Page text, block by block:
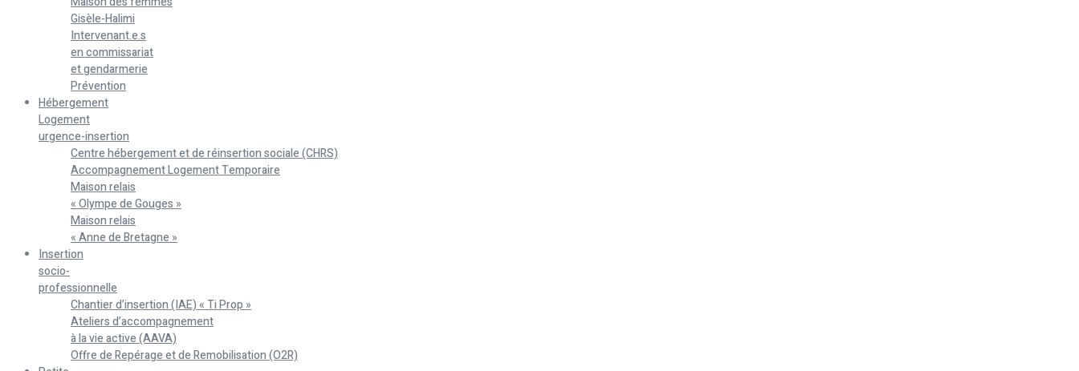
Gisèle-Halimi
Intervenant.e.s
en commissariat
et gendarmerie
Prévention
Hébergement
Logement
urgence-insertion
Centre hébergement et de réinsertion sociale (CHRS)
Accompagnement Logement Temporaire
Maison relais
« Olympe de Gouges »
Maison relais
« Anne de Bretagne »
Insertion
socio-
professionnelle
Chantier d’insertion (IAE) « Ti Prop »
Ateliers d’accompagnement
à la vie active (AAVA)
Offre de Repérage et de Remobilisation (O2R)